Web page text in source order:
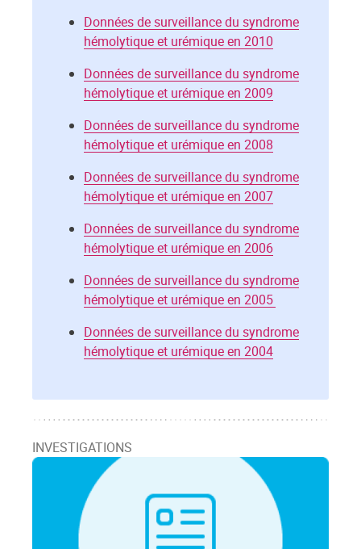
Données de surveillance du syndrome
hémolytique et urémique en 2010
Données de surveillance du syndrome
hémolytique et urémique en 2009
Données de surveillance du syndrome
hémolytique et urémique en 2008
Données de surveillance du syndrome
hémolytique et urémique en 2007
Données de surveillance du syndrome
hémolytique et urémique en 2006
Données de surveillance du syndrome
hémolytique et urémique en 2005
Données de surveillance du syndrome
hémolytique et urémique en 2004
INVESTIGATIONS